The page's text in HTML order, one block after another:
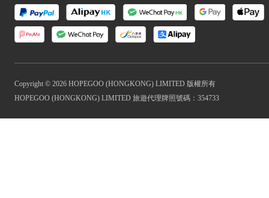
Copyright © 2026 HOPEGOO (HONGKONG) LIMITED 版權所有
HOPEGOO (HONGKONG) LIMITED 旅遊代理牌照號碼：354733